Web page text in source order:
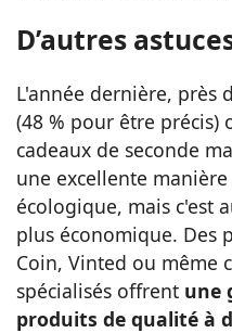
D’autres
L'année dernière, près
(48 % pour être
cadeaux de seconde
une excellente
écologique, mais c'est
plus économique. Des
Coin, Vinted ou même
spécialisés offrent une
produits de qualité à